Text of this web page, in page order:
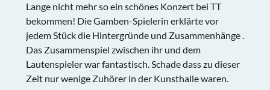
Lange nicht mehr so ein schönes Konzert bei TT
bekommen! Die Gamben-Spielerin erklärte vor
jedem Stück die Hintergründe und Zusammenhänge .
Das Zusammenspiel zwischen ihr und dem
Lautenspieler war fantastisch. Schade dass zu dieser
Zeit nur wenige Zuhörer in der Kunsthalle waren.